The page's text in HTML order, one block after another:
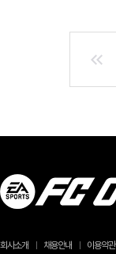
회사소개 채용안내 이용약관